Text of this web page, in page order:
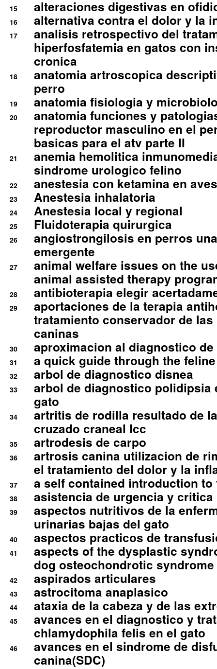
15 alteraciones digestivas en
16 alternativa contra el dolor y la
17
analisis retrospectivo del
hiperfosfatemia en gatos con
cronica
18
anatomia artroscopica
perro
19 anatomia fisiologia y
20
anatomia funciones y
reproductor masculino en el
basicas para el atv parte II
21
anemia hemolitica
sindrome urologico felino
22 anestesia con ketamina en
23 Anestesia inhalatoria
24 Anestesia local y regional
25 Fluidoterapia quirurgica
26
angiostrongilosis en perros
emergente
27
animal welfare issues on the
animal assisted therapy
28 antibioterapia elegir
29
aportaciones de la terapia
tratamiento conservador de
caninas
30 aproximacion al diagnostico
31 a quick guide through the
32 arbol de diagnostico disnea
33
arbol de diagnostico polidipsia
gato
34
artritis de rodilla resultado de
cruzado craneal lcc
35 artrodesis de carpo
36
artrosis canina utilizacion de
el tratamiento del dolor y la
37 a self contained introduction
38 asistencia de urgencia y
39
aspectos nutritivos de la
urinarias bajas del gato
40 aspectos practicos de
41
aspects of the dysplastic
dog osteochondrotic syndrome
42 aspirados articulares
43 astrocitoma anaplasico
44 ataxia de la cabeza y de las
45
avances en el diagnostico y
chlamydophila felis en el gato
46
avances en el sindrome de
canina(SDC)